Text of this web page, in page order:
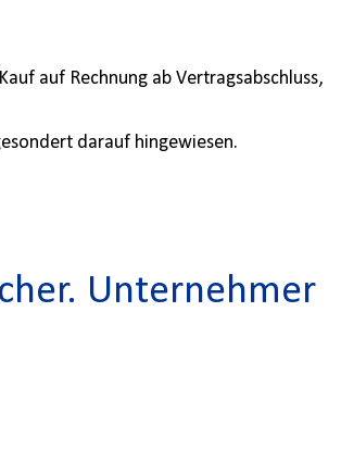
auf Rechnung ab Vertragsabschluss,
darauf hingewiesen.
Unternehmer